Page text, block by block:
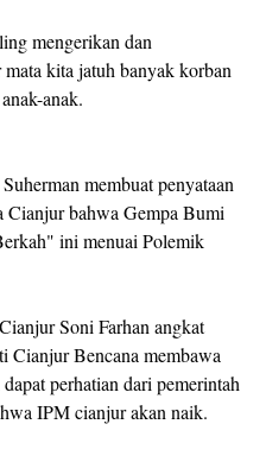
mengerikan dan
kita jatuh banyak korban
anak.
membuat penyataan
Cianjur bahwa Gempa Bumi
ini menuai Polemik
Soni Farhan angkat
Cianjur Bencana membawa
perhatian dari pemerintah
IPM cianjur akan naik.